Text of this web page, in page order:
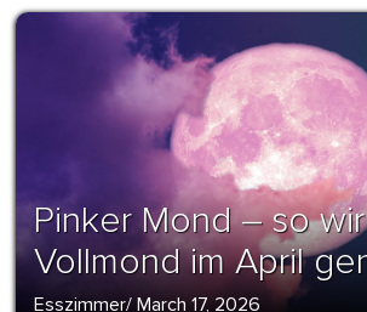
Pinker Mond – so
Vollmond im April
Esszimmer/ March 17, 2026